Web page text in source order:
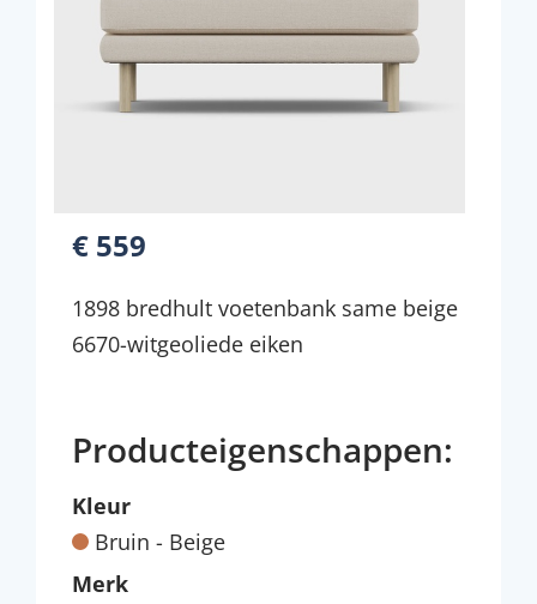
€ 559
1898 bredhult voetenbank same beige
6670-witgeoliede eiken
Producteigenschappen:
Kleur
Bruin - Beige
Merk